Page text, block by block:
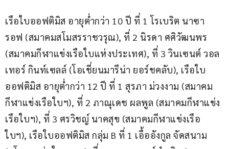
เรือใบออฟติมิส อายุต่ำกว่า 10 ปี ที่ 1 โรเบริต นาซา
รอฟ (สมาคมสโมสรราชวรุณ), ที่ 2 นิรดา ศศิวัฒนพร
(สมาคมกีฬาแข่งเรือใบแห่งประเทศ), ที่ 3 วินเซนต์ วอล
เทอร์ กินท์เซลล์ (โอเชี่ยนมารีน่า ยอร์ชคลับ), เรือใบ
ออฟติมิส อายุต่ำกว่า 12 ปี ที่ 1 สุรภา ม่วงงาม (สมาคม
กีฬาแข่งเรือใบฯ), ที่ 2 ภาณุเดช ผลพูล (สมาคมกีฬาแข่ง
เรือใบฯ), ที่ 3 ศรวิชญ์ นาคสุข (สมาคมกีฬาแข่งเรือ
ใบฯ), เรือใบออฟติมิส กลุ่ม B ที่ 1 เอื้ออังกูล จัดสนาม